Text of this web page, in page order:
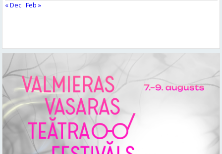
« Dec Feb »